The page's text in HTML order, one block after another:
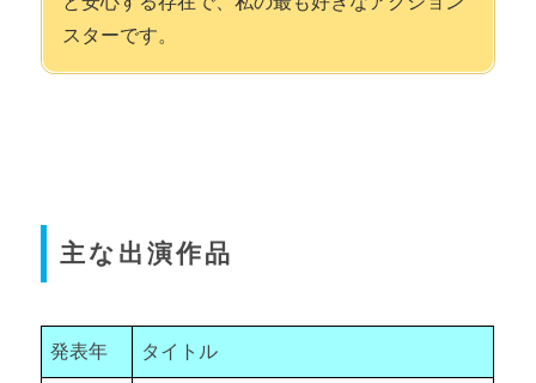
スターです。
主な出演作品
発表年 タイトル